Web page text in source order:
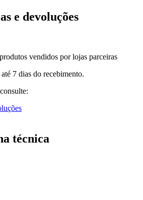
e devoluções
vendidos por lojas parceiras
7 dias do recebimento.
técnica